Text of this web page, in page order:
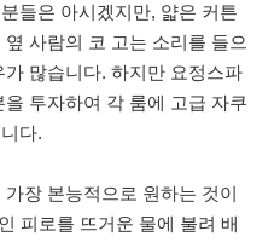
들은 아시겠지만, 얇은 커튼
사람의 코 고는 소리를 들으
많습니다. 하지만 요정스파
투자하여 각 룸에 고급 자쿠
다.
장 본능적으로 원하는 것이
피로를 뜨거운 물에 불려 배